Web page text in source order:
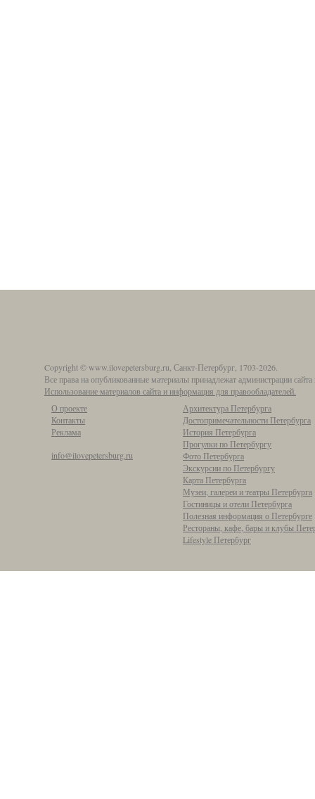
Copyright © www.ilovepetersburg.ru, Санкт-Петербург, 1703-2026.
Все права на опубликованные материалы принадлежат администрации
Использование материалов сайта и информация для правообладателей.
О проекте
Контакты
Реклама
info@ilovepetersburg.ru
Архитектура Петербурга
Достопримечательности Петербурга
История Петербурга
Прогулки по Петербургу
Фото Петербурга
Экскурсии по Петербургу
Карта Петербурга
Музеи, галереи и театры Петербурга
Гостиницы и отели Петербурга
Полезная информация о Петербурге
Рестораны, кафе, бары и клубы
Lifestyle Петербург